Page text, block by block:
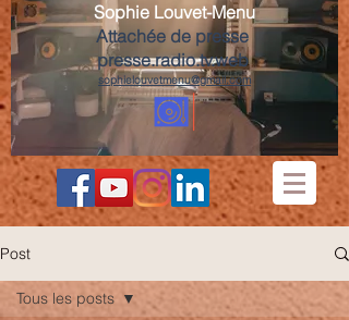
Sophie Louvet-Menu
Attachée de presse
presse.radio.tv.web
sophielouvetmenu@gmail.com
Post
Tous les posts